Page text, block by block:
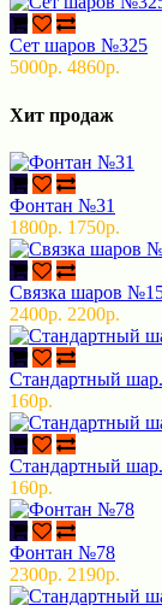
Сет шаров №325
5000р. 4860р.
Хит продаж
Фонтан №31
1800р. 1750р.
Связка шаров
2400р. 2200р.
Стандартный
160р.
Стандартный
160р.
Фонтан №78
2300р. 2190р.